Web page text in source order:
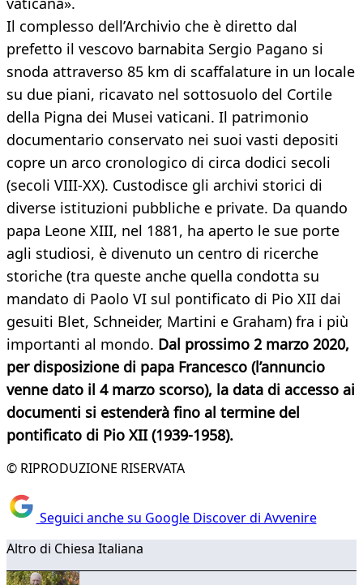
Il complesso dell’Archivio che è diretto dal
prefetto il vescovo barnabita Sergio Pagano si
snoda attraverso 85 km di scaffalature in un locale
su due piani, ricavato nel sottosuolo del Cortile
della Pigna dei Musei vaticani. Il patrimonio
documentario conservato nei suoi vasti depositi
copre un arco cronologico di circa dodici secoli
(secoli VIII-XX). Custodisce gli archivi storici di
diverse istituzioni pubbliche e private. Da quando
papa Leone XIII, nel 1881, ha aperto le sue porte
agli studiosi, è divenuto un centro di ricerche
storiche (tra queste anche quella condotta su
mandato di Paolo VI sul pontificato di Pio XII dai
gesuiti Blet, Schneider, Martini e Graham) fra i più
importanti al mondo. Dal prossimo 2 marzo 2020,
per disposizione di papa Francesco (l’annuncio
venne dato il 4 marzo scorso), la data di accesso ai
documenti si estenderà fino al termine del
pontificato di Pio XII (1939-1958).
© RIPRODUZIONE RISERVATA
Seguici anche su Google Discover di Avvenire
Altro di Chiesa Italiana